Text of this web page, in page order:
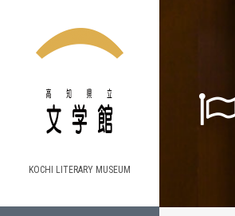
KOCHI LITERARY MUSEUM